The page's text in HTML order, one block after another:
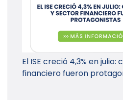
El ISE creció 4,3% en
financiero fueron